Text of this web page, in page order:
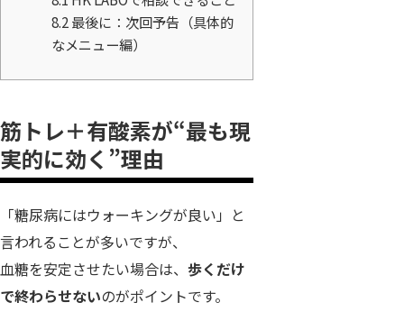
8.2最後に：次回予告（具体的
なメニュー編）
筋トレ＋有酸素が“最も現
実的に効く”理由
「糖尿病にはウォーキングが良い」と
言われることが多いですが、
血糖を安定させたい場合は、 歩くだけ
で終わらせないのがポイントです。